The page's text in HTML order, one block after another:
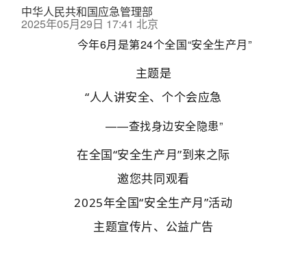
中华人民共和国应急管理部
2025年05月29日 17:41 北京
今年6月是第24个全国“安全生产月”
主题是
“人人讲安全、个个会应急
——查找身边安全隐患”
在全国“安全生产月”到来之际
邀您共同观看
2025年全国“安全生产月”活动
主题宣传片、公益广告